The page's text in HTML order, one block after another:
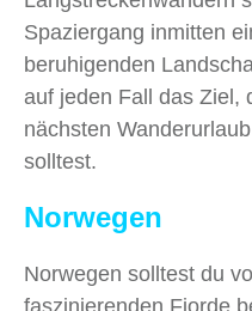
Spaziergang inmitten
beruhigenden
auf jeden Fall das Ziel,
nächsten
solltest.
Norwegen
Norwegen solltest du